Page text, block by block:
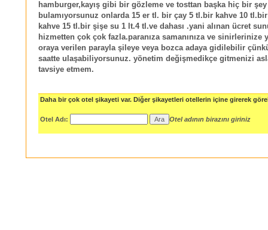
hamburger,kayış gibi bir gözleme ve tosttan başka hiç bir şey
bulamıyorsunuz onlarda 15 er tl. bir çay 5 tl.bir kahve 10
kahve 15 tl.bir şişe su 1 lt.4 tl.ve dahası .yani alınan ücret
hizmetten çok çok fazla.paranıza samanınıza ve sinirlerinize
oraya verilen parayla şileye veya bozca adaya gidilebilir
saatte ulaşabiliyorsunuz. yönetim değişmedikçe gitmenizi
tavsiye etmem.
Daha bir çok otel şikayeti var. Diğer şikayetleri otellerin içine girerek
Otel Adı: Otel adının birazını giriniz